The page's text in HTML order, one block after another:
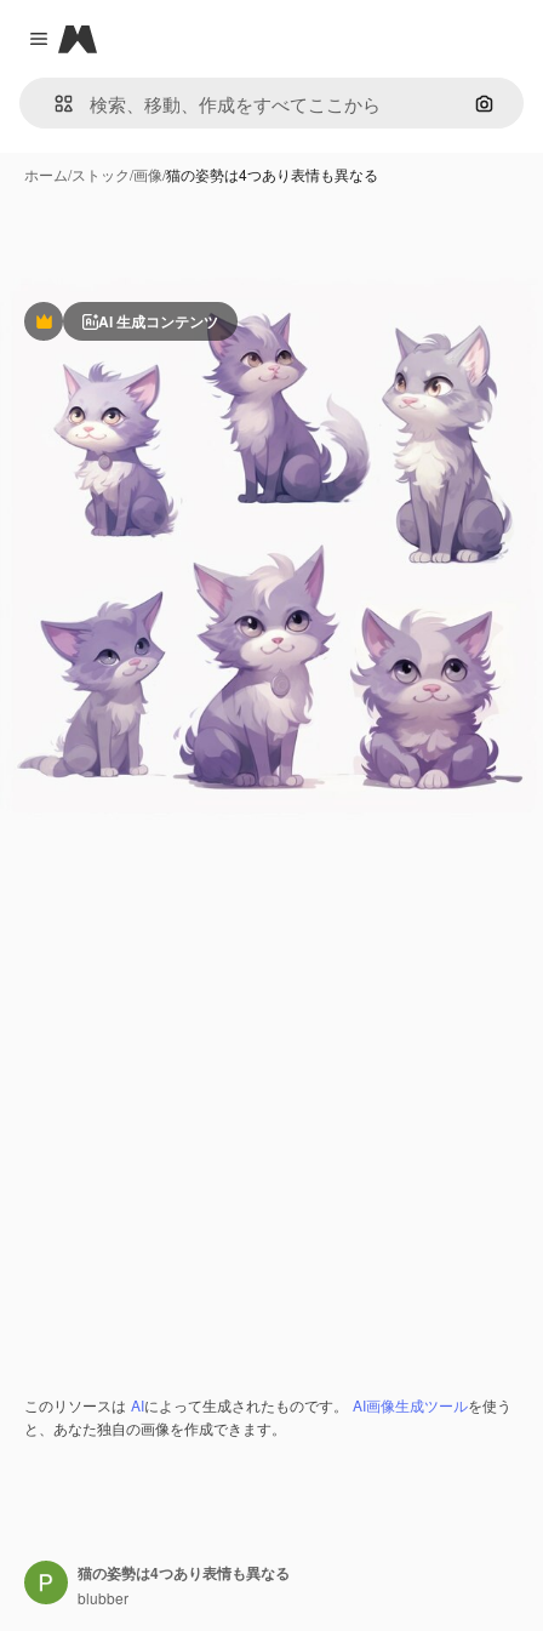
Close menu
Magnific
画像で
ホーム/ストック/画像/猫の姿勢は4つあり表情も異なる
PremiumAI 生成コンテンツ
このリソースは AIによって生成されたものです。 AI画像生成ツールを使う
と、あなた独自の画像を作成できます。
猫の姿勢は4つあり表情も異なる
blubber